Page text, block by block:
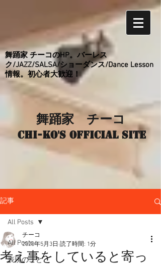
舞踊家 チーコのHP。バーレス
ク/JAZZ/SALSA/ショーダンス/Dance Lesson
情報。初心者大歓迎！
舞踊家 チーコ
Chi-ko's Official site
記事
All Posts
表現のこと
All Posts
考え事をしていると寄っ
チーコ
2020年5月3日 読了時間: 1分